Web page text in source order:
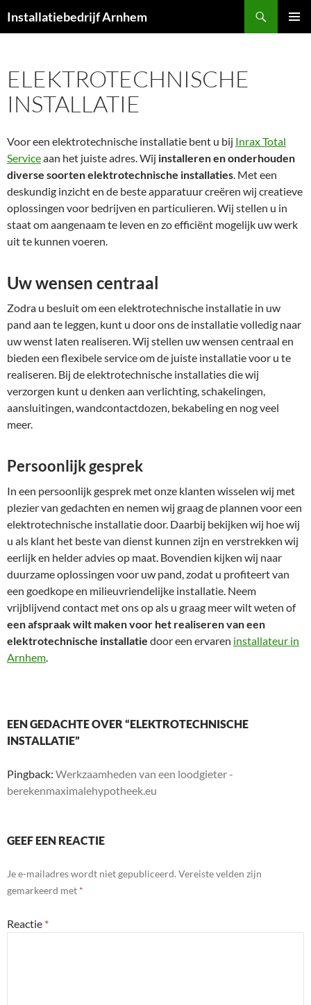
naar
Installatiebedrijf Arnhem
ELEKTROTECHNISCHE
INSTALLATIE
Voor een elektrotechnische installatie bent u bij Inrax Total
Serviceaan het juiste adres. Wij installeren en onderhouden
diverse soorten elektrotechnische installaties. Met een
deskundig inzicht en de beste apparatuur creëren wij creatieve
oplossingen voor bedrijven en particulieren. Wij stellen u in
staat om aangenaam te leven en zo efficiënt mogelijk uw werk
uit te kunnen voeren.
Uw wensen centraal
Zodra u besluit om een elektrotechnische installatie in uw
pand aan te leggen, kunt u door ons de installatie volledig naar
uw wenst laten realiseren. Wij stellen uw wensen centraal en
bieden een flexibele service om de juiste installatie voor u te
realiseren. Bij de elektrotechnische installaties die wij
verzorgen kunt u denken aan verlichting, schakelingen,
aansluitingen, wandcontactdozen, bekabeling en nog veel
meer.
Persoonlijk gesprek
In een persoonlijk gesprek met onze klanten wisselen wij met
plezier van gedachten en nemen wij graag de plannen voor een
elektrotechnische installatie door. Daarbij bekijken wij hoe wij
u als klant het beste van dienst kunnen zijn en verstrekken wij
eerlijk en helder advies op maat. Bovendien kijken wij naar
duurzame oplossingen voor uw pand, zodat u profiteert van
een goedkope en milieuvriendelijke installatie. Neem
vrijblijvend contact met ons op als u graag meer wilt weten of
een afspraak wilt maken voor het realiseren van een
elektrotechnische installatie door een ervaren installateur in
Arnhem.
EEN GEDACHTE OVER “ELEKTROTECHNISCHE
INSTALLATIE”
Pingback: Werkzaamheden van een loodgieter -
berekenmaximalehypotheek.eu
GEEF EEN REACTIE
Je e-mailadres wordt niet gepubliceerd. Vereiste velden zijn
gemarkeerd met *
Reactie *